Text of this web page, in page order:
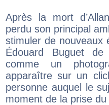
Après la mort
perdu son principal
stimuler de nouveaux
Édouard Buguet
comme un
apparaître sur un
personne auquel le
moment de la prise du